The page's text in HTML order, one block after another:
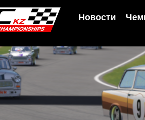
Новости